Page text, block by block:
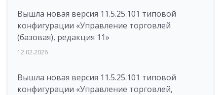
Вышла новая версия 11.5.25.101 типовой
конфигурации «Управление торговлей
(базовая), редакция 11»
12.02.2026
Вышла новая версия 11.5.25.101 типовой
конфигурации «Управление торговлей,